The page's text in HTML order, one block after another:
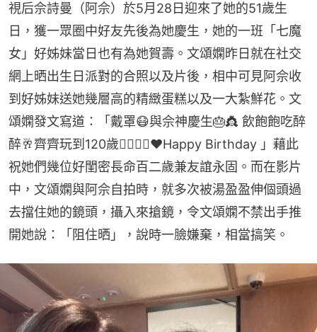
視后佘詩曼（阿佘）於5月28日迎來了她的51歲生
日，獲一眾圈中好友先後為她慶生，她的一班「七魔
女」好姊妹當日也有為她賀壽。文頌嫻昨日就在社交
網上晒出生日派對的合照以及片後，相中可見阿佘收
到好姊妹送她幾層高的精緻蛋糕以及一大紮鮮花。文
頌嫻發文寫道：「戴罩😷與佘神慶生🎂👸 飲飽飽吃醉
醉🥂齊齊玩到120歲👩‍❤️‍💋‍👩❤️Happy Birthday 」藉此
祝她們幾位好閨密長命百二歲兼友誼永固。而在影片
中，文頌嫻與阿佘自拍時，就多次被湯盈盈伸個頭過
去擋住她的鏡頭，攝入來搶鏡，令文頌嫻不禁出手推
開她說：「阻住晒」，說時一臉嫌棄，相當搞笑。